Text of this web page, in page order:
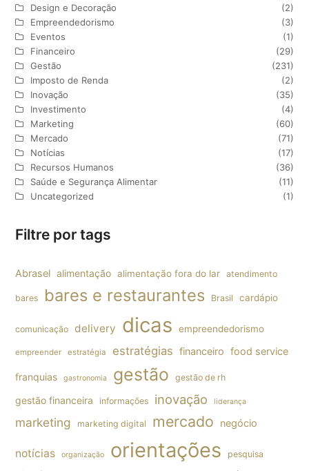
Design e Decoração
(2)
Empreendedorismo
(3)
Eventos
(1)
Financeiro
(29)
Gestão
(231)
Imposto de Renda
(2)
Inovação
(35)
Investimento
(4)
Marketing
(60)
Mercado
(71)
Notícias
(17)
Recursos Humanos
(36)
Saúde e Segurança Alimentar
(11)
Uncategorized
(1)
Filtre por tags
Abrasel alimentação alimentação fora do lar atendimento
bares bares e restaurantes Brasil cardápio
comunicação delivery dicas empreendedorismo
empreender estratégia estratégias financeiro food service
franquias gastronomia gestão gestão de rh
gestão financeira informações inovação liderança
marketing marketing digital mercado negócio
notícias organização orientações pesquisa